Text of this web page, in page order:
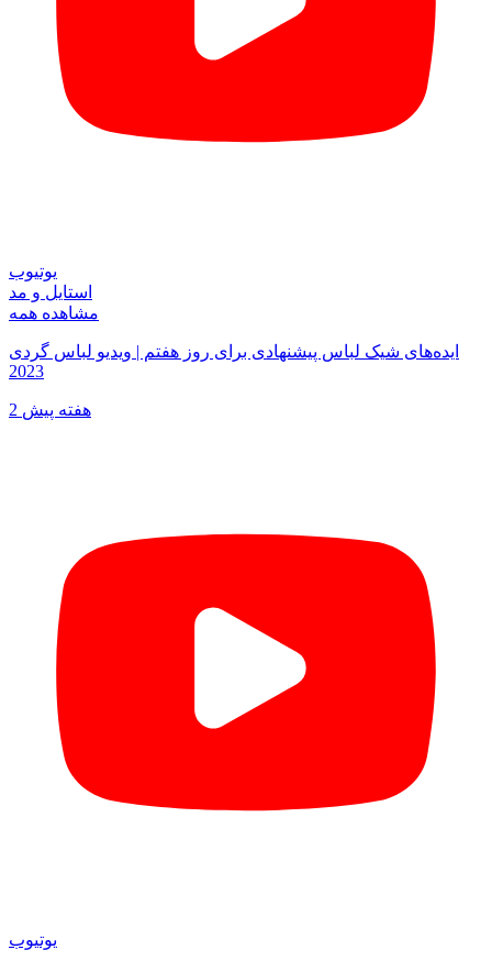
یوتیوب
استایل و مد
مشاهده همه
ایده‌های شیک لباس پیشنهادی برای روز هفتم | ویدیو لباس‌ گردی
2023
2 هفته پیش
یوتیوب